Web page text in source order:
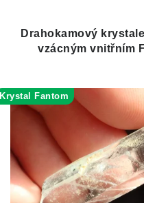
Drahokamový
vzácným vnitřním
Krystal Fantom